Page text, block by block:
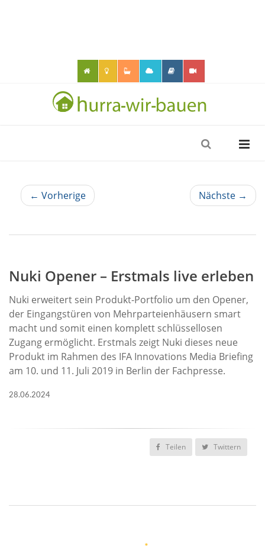
← Vorherige Nächste →
Nuki Opener – Erstmals live erleben
Nuki erweitert sein Produkt-Portfolio um den Opener,
der Eingangstüren von Mehrparteienhäusern smart
macht und somit einen komplett schlüssellosen
Zugang ermöglicht. Erstmals zeigt Nuki dieses neue
Produkt im Rahmen des IFA Innovations Media Briefing
am 10. und 11. Juli 2019 in Berlin der Fachpresse.
28.06.2024
Teilen Twittern